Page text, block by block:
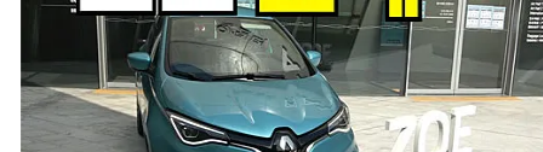
텐
스
에
코,
4,235
만